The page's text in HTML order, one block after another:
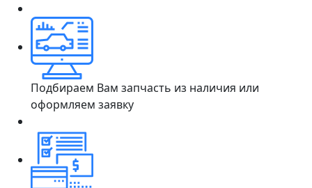
Подбираем Вам запчасть из наличия или
оформляем заявку